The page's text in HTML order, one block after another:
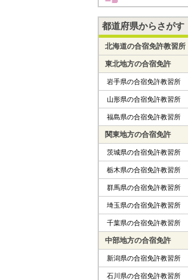
都道府県からさがす
北海道の合宿免許教習所
東北地方の合宿免許
岩手県の合宿免許教習所
山形県の合宿免許教習所
福島県の合宿免許教習所
関東地方の合宿免許
茨城県の合宿免許教習所
栃木県の合宿免許教習所
群馬県の合宿免許教習所
埼玉県の合宿免許教習所
千葉県の合宿免許教習所
中部地方の合宿免許
新潟県の合宿免許教習所
石川県の合宿免許教習所